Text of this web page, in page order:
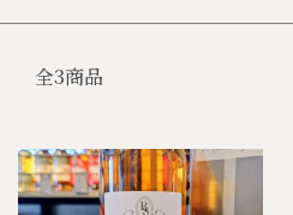
全3商品